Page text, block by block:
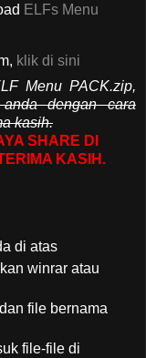
ELFs Menu
klik di sini
Menu PACK.zip,
dengan cara
kasih.
SHARE DI
KASIH.
di atas
winrar atau
file bernama
file-file di